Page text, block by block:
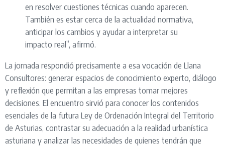
en resolver cuestiones técnicas cuando aparecen.
También es estar cerca de la actualidad normativa,
anticipar los cambios y ayudar a interpretar su
impacto real”, afirmó.
La jornada respondió precisamente a esa vocación de Llana
Consultores: generar espacios de conocimiento experto, diálogo
y reflexión que permitan a las empresas tomar mejores
decisiones. El encuentro sirvió para conocer los contenidos
esenciales de la futura Ley de Ordenación Integral del Territorio
de Asturias, contrastar su adecuación a la realidad urbanística
asturiana y analizar las necesidades de quienes tendrán que